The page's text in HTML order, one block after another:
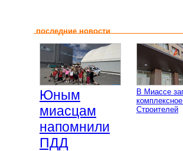
последние новости
Юным
миасцам
напомнили
ПДД
В Миассе
Строителей